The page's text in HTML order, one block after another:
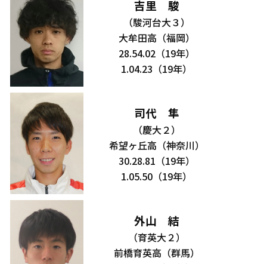
吉里 駿
（駿河台大３）
大牟田高（福岡）
28.54.02（19年）
1.04.23（19年）
司代 隼
（慶大２）
希望ヶ丘高（神奈川）
30.28.81（19年）
1.05.50（19年）
外山 結
（育英大２）
前橋育英高（群馬）